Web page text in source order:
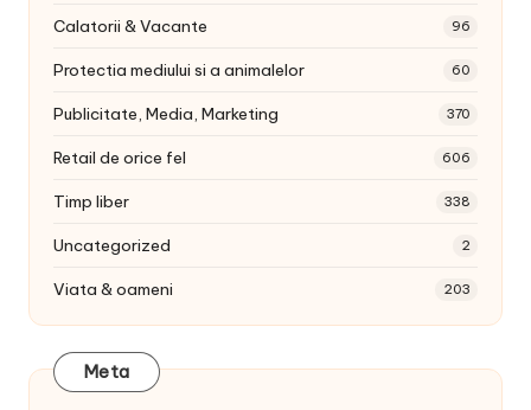
Calatorii & Vacante 96
Protectia mediului si a animalelor 60
Publicitate, Media, Marketing 370
Retail de orice fel 606
Timp liber 338
Uncategorized 2
Viata & oameni 203
Meta